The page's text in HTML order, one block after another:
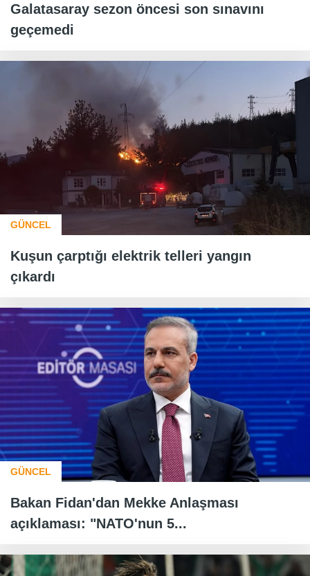
Galatasaray sezon öncesi son sınavını
geçemedi
GÜNCEL
Kuşun çarptığı elektrik telleri yangın
çıkardı
GÜNCEL
Bakan Fidan'dan Mekke Anlaşması
açıklaması: "NATO'nun 5...